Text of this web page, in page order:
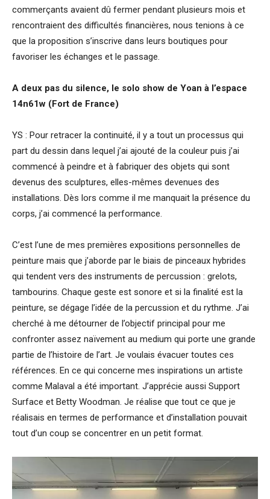
commerçants avaient dû fermer pendant plusieurs mois et
rencontraient des difficultés financières, nous tenions à ce
que la proposition s’inscrive dans leurs boutiques pour
favoriser les échanges et le passage.
A deux pas du silence, le solo show de Yoan à l’espace
14n61w (Fort de France)
YS : Pour retracer la continuité, il y a tout un processus qui
part du dessin dans lequel j’ai ajouté de la couleur puis j’ai
commencé à peindre et à fabriquer des objets qui sont
devenus des sculptures, elles-mêmes devenues des
installations. Dès lors comme il me manquait la présence du
corps, j’ai commencé la performance.
C’est l’une de mes premières expositions personnelles de
peinture mais que j’aborde par le biais de pinceaux hybrides
qui tendent vers des instruments de percussion : grelots,
tambourins. Chaque geste est sonore et si la finalité est la
peinture, se dégage l’idée de la percussion et du rythme. J’ai
cherché à me détourner de l’objectif principal pour me
confronter assez naïvement au medium qui porte une grande
partie de l’histoire de l’art. Je voulais évacuer toutes ces
références. En ce qui concerne mes inspirations un artiste
comme Malaval a été important. J’apprécie aussi Support
Surface et Betty Woodman. Je réalise que tout ce que je
réalisais en termes de performance et d’installation pouvait
tout d’un coup se concentrer en un petit format.